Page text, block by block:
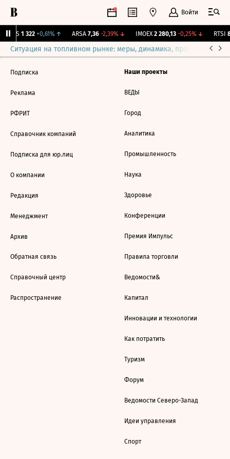
Войти
MGTS 1 322 +0,61%↑ ARSA 7,36 -2,39%↓ IMOEX 2 280,13 -0,25%↓ RTSI
Ситуация на топливном рынке: меры, динамика, прогнозы
Подписка
Реклама
РФРИТ
Справочник компаний
Подписка для юр.лиц
О компании
Редакция
Менеджмент
Архив
Обратная связь
Справочный центр
Распространение
Наши проекты
ВЕДЫ
Город
Аналитика
Промышленность
Наука
Здоровье
Конференции
Премия Импульс
Правила торговли
Ведомости&
Капитал
Инновации и технологии
Как потратить
Туризм
Форум
Ведомости Северо-Запад
Идеи управления
Спорт